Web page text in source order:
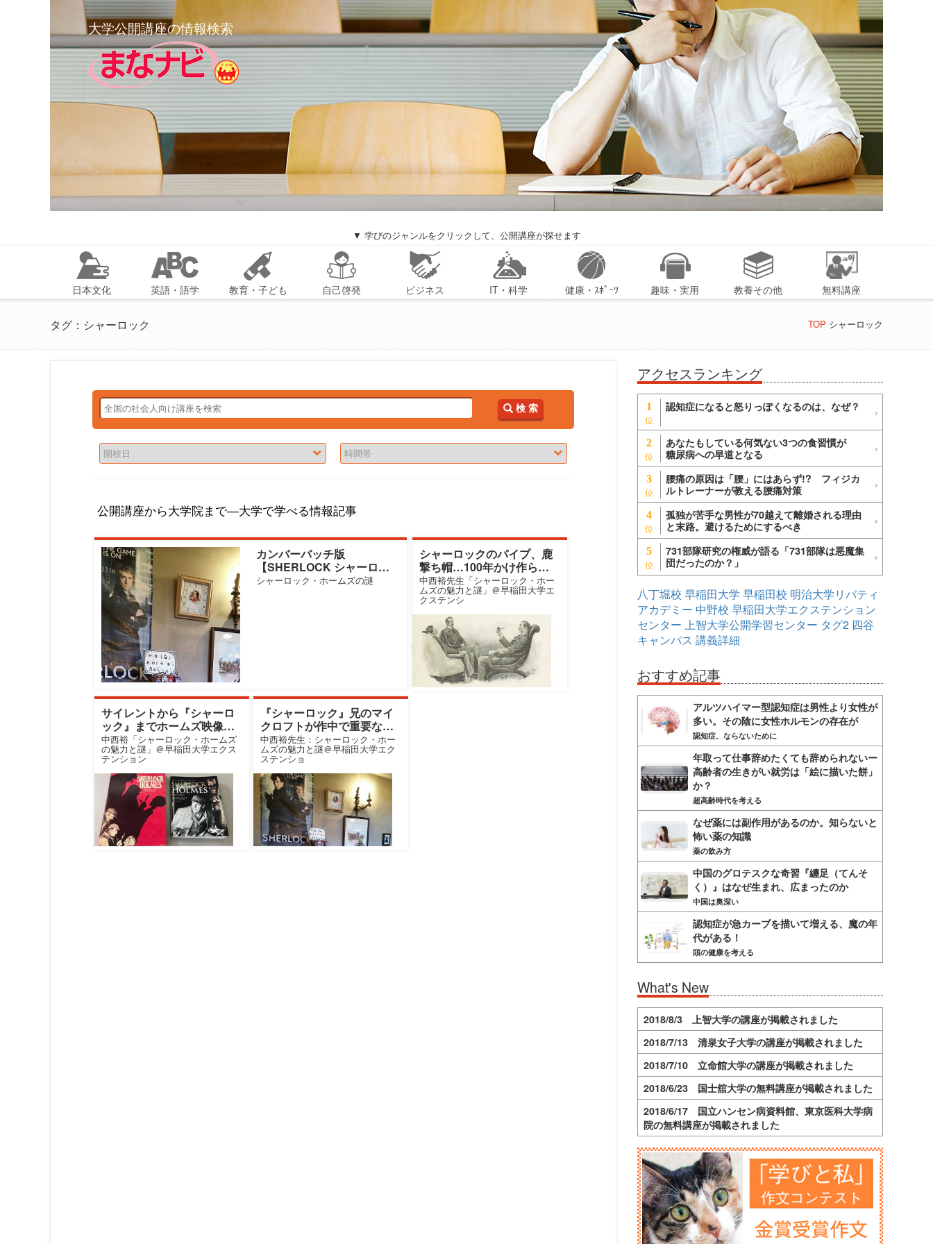
大学公開講座の情報検索
▼ 学びのジャンルをクリックして、公開講座が探せます
日本文化 英語・語学 教育・子ども 自己啓発 ビジネス IT・科学 健康・ｽﾎﾟｰﾂ 趣味・実用 教養その他 無料講座
タグ：シャーロック TOP シャーロック
検 索
公開講座から大学院まで―大学で学べる情報記事
カンバーバッチ版
【SHERLOCK シャーロッ
ク】の魅力と兄のマイクロ
シャーロック・ホームズの謎
シャーロックのパイプ、鹿
撃ち帽…100年かけ作られ
た像
中西裕先生「シャーロック・ホー
ムズの魅力と謎」＠早稲田大学エ
クステンシ
サイレントから『シャーロ
ック』までホームズ映像
100年史
中西裕「シャーロック・ホームズ
の魅力と謎」＠早稲田大学エクス
テンション
『シャーロック』兄のマイ
クロフトが作中で重要な理
由
中西裕先生：シャーロック・ホー
ムズの魅力と謎＠早稲田大学エク
ステンショ
アクセスランキング
1 認知症になると怒りっぽくなるのは、なぜ？
2
あなたもしている何気ない3つの食習慣が
糖尿病への早道となる
3
腰痛の原因は「腰」にはあらず!? フィジカ
ルトレーナーが教える腰痛対策
4
孤独が苦手な男性が70越えて離婚される理由
と末路。避けるためにするべき
5
731部隊研究の権威が語る「731部隊は悪魔集
団だったのか？」
八丁堀校 早稲田大学 早稲田校 明治大学リバティ
アカデミー 中野校 早稲田大学エクステンション
センター 上智大学公開学習センター タグ2 四谷
キャンパス 講義詳細
おすすめ記事
アルツハイマー型認知症は男性より女性が
多い。その陰に女性ホルモンの存在が
認知症、ならないために
年取って仕事辞めたくても辞められないー
高齢者の生きがい就労は「絵に描いた餅」
か？
超高齢時代を考える
なぜ薬には副作用があるのか。知らないと
怖い薬の知識
薬の飲み方
中国のグロテスクな奇習『纏足（てんそ
く）』はなぜ生まれ、広まったのか
中国は奥深い
認知症が急カーブを描いて増える、魔の年
代がある！
頭の健康を考える
What's New
2018/8/3 上智大学の講座が掲載されました
2018/7/13 清泉女子大学の講座が掲載されました
2018/7/10 立命館大学の講座が掲載されました
2018/6/23 国士舘大学の無料講座が掲載されました
2018/6/17 国立ハンセン病資料館、東京医科大学病
院の無料講座が掲載されました